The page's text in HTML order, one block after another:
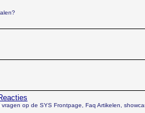
op de SYS Frontpage, Faq Artikelen,